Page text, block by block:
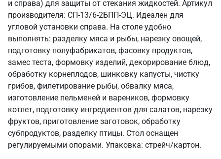
и справа) для защиты от стекания жидкостей. Артикул
производителя: СП-13/6-2БПП-ЭЦ. Идеален для
угловой установки справа. На столе удобно
выполнять: разделку мяса и рыбы, нарезку овощей,
подготовку полуфабрикатов, фасовку продуктов,
замес теста, формовку изделий, декорирование блюд,
обработку корнеплодов, шинковку капусты, чистку
грибов, филетирование рыбы, обвалку мяса,
изготовление пельменей и вареников, формовку
котлет, подготовку ингредиентов для салатов, нарезку
фруктов, приготовление заготовок, обработку
субпродуктов, разделку птицы. Стол оснащен
регулируемыми опорами. Упаковка: стрейч/картон.